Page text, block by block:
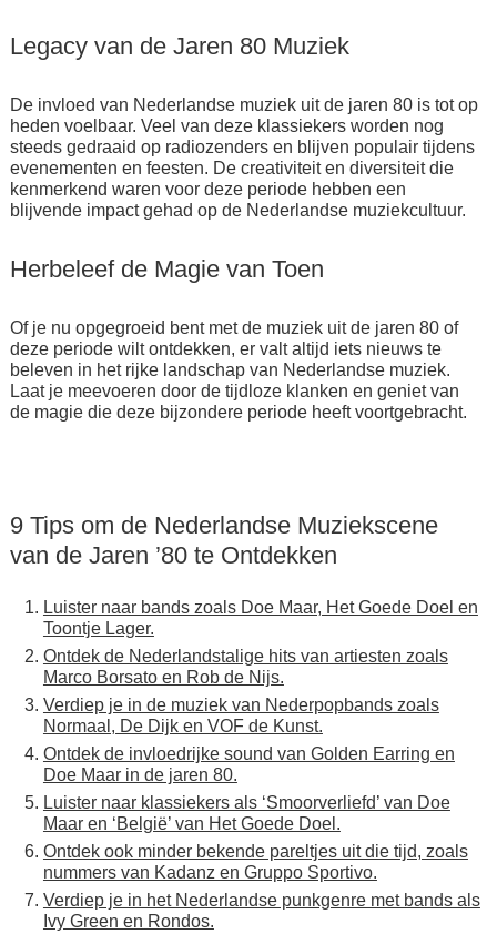
Legacy van de Jaren 80 Muziek
De invloed van Nederlandse muziek uit de jaren 80 is tot op
heden voelbaar. Veel van deze klassiekers worden nog
steeds gedraaid op radiozenders en blijven populair tijdens
evenementen en feesten. De creativiteit en diversiteit die
kenmerkend waren voor deze periode hebben een
blijvende impact gehad op de Nederlandse muziekcultuur.
Herbeleef de Magie van Toen
Of je nu opgegroeid bent met de muziek uit de jaren 80 of
deze periode wilt ontdekken, er valt altijd iets nieuws te
beleven in het rijke landschap van Nederlandse muziek.
Laat je meevoeren door de tijdloze klanken en geniet van
de magie die deze bijzondere periode heeft voortgebracht.
9 Tips om de Nederlandse Muziekscene
van de Jaren ’80 te Ontdekken
Luister naar bands zoals Doe Maar, Het Goede Doel en
Toontje Lager.
Ontdek de Nederlandstalige hits van artiesten zoals
Marco Borsato en Rob de Nijs.
Verdiep je in de muziek van Nederpopbands zoals
Normaal, De Dijk en VOF de Kunst.
Ontdek de invloedrijke sound van Golden Earring en
Doe Maar in de jaren 80.
Luister naar klassiekers als ‘Smoorverliefd’ van Doe
Maar en ‘België’ van Het Goede Doel.
Ontdek ook minder bekende pareltjes uit die tijd, zoals
nummers van Kadanz en Gruppo Sportivo.
Verdiep je in het Nederlandse punkgenre met bands als
Ivy Green en Rondos.